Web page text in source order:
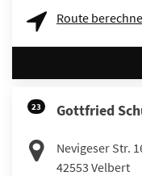
Route
23 Gottfried
Nevigeser Str.
42553 Velbert